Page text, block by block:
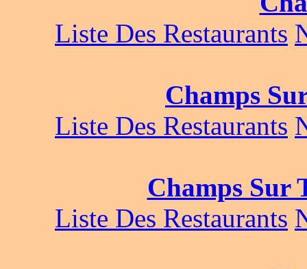
Liste Des Restaurants
Champs
Liste Des Restaurants
Champs Sur
Liste Des Restaurants